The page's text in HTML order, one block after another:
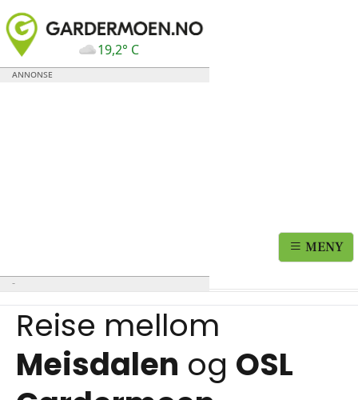
19,2° C
MENY
Reise mellom
Meisdalen og OSL